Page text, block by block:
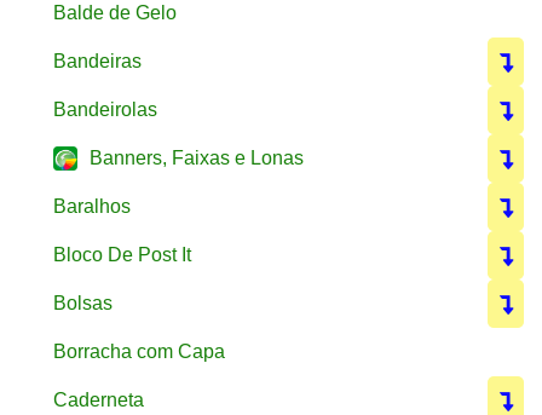
Balde de Gelo
Bandeiras
Bandeirolas
Banners, Faixas e Lonas
Baralhos
Bloco De Post It
Bolsas
Borracha com Capa
Caderneta